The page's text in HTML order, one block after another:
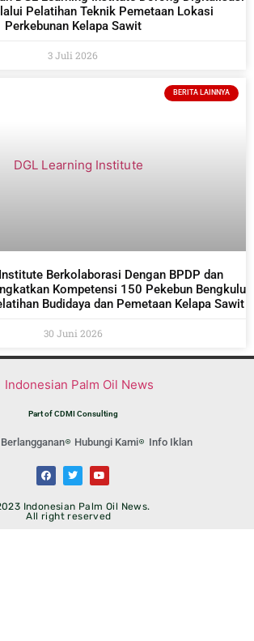
Pelatihan Teknik Pemetaan Lokasi
Perkebunan Kelapa Sawit
3 Juli 2026
BERITA LAINNYA
Berkolaborasi Dengan BPDP dan
Kompetensi 150 Pekebun Bengkulu
Budidaya dan Pemetaan Kelapa Sawit
30 Juni 2026
Part of CDMI Consulting
Berlangganan Hubungi Kami Info Iklan
Indonesian Palm Oil News.
All right reserved